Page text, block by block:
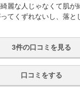
麗な人じゃなくて肌が
てくずれないし、落と
3件の口コミを見る
口コミをする